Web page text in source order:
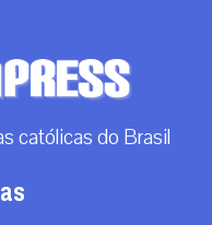
católicas do Brasil